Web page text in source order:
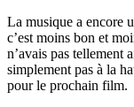
La musique a encore
c’est moins bon et
n’avais pas tellement
simplement pas à la
pour le prochain film.